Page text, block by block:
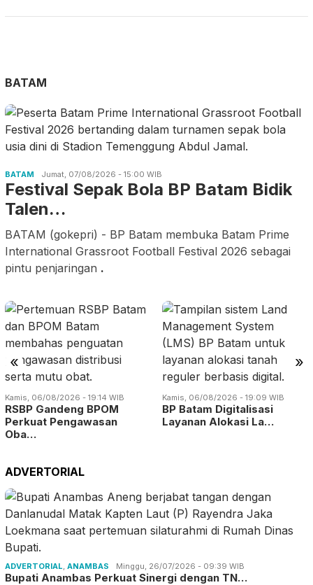
BATAM
BATAM Jumat, 07/08/2026 - 15:00 WIB
Festival Sepak Bola BP Batam Bidik
Talen…
BATAM (gokepri) - BP Batam membuka Batam Prime
International Grassroot Football Festival 2026 sebagai
pintu penjaringan .
« »
Kamis, 06/08/2026 - 19:14 WIB
RSBP Gandeng BPOM
Perkuat Pengawasan
Oba…
Kamis, 06/08/2026 - 19:09 WIB
BP Batam Digitalisasi
Layanan Alokasi La…
ADVERTORIAL
ADVERTORIAL ANAMBAS Minggu, 26/07/2026 - 09:39 WIB
Bupati Anambas Perkuat Sinergi dengan TN…